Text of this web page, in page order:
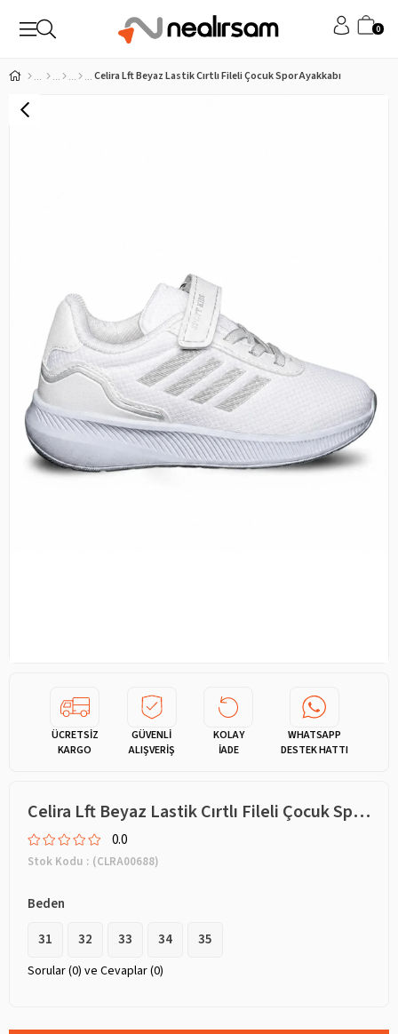
0
Celira Lft Beyaz Lastik Cırtlı Fileli Çocuk Spor Ayakkabı
ÜCRETSİZ
KARGO
GÜVENLİ
ALIŞVERİŞ
KOLAY
İADE
WHATSAPP
DESTEK HATTI
Celira Lft Beyaz Lastik Cırtlı Fileli Çocuk Spor Ayakkabı
0.0
Stok Kodu (CLRA00688)
Beden
31
32 33 34 35
Sorular (0) ve Cevaplar (0)